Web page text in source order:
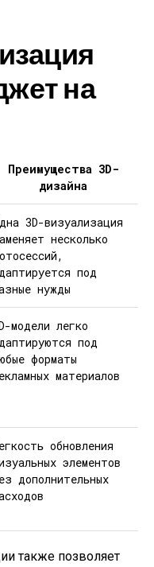
на
Преимущества 3D-
дизайна
3D-визуализация
несколько
под
нужды
модели легко
под
форматы
материалов
обновления
элементов
дополнительных
также позволяет